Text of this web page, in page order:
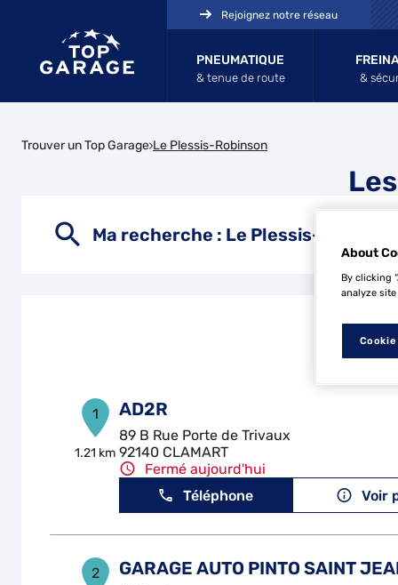
PNEUMATIQUE
& tenue de route &
Rejoignez notre réseau
Trouver un Top Garage Le Plessis-Robinson
Ma recherche : Le Plessis-Robinson
1
1.21 km
AD2R
89 B Rue Porte de Trivaux
92140 CLAMART
Fermé aujourd'hui
Téléphone
Voir
2 GARAGE AUTO PINTO SAINT
About
By clicking
analyze